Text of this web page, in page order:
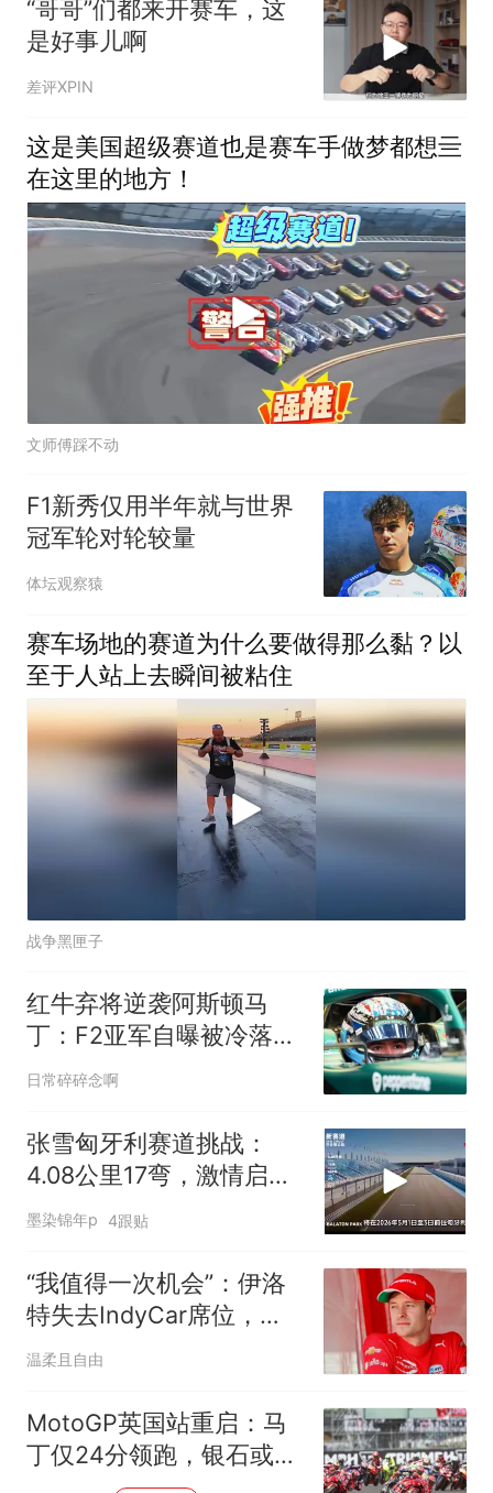
“哥哥”们都来开赛车，这
是好事儿啊
差评XPIN
这是美国超级赛道也是赛车手做梦都想亖
在这里的地方！
文师傅踩不动
F1新秀仅用半年就与世界
冠军轮对轮较量
体坛观察猿
赛车场地的赛道为什么要做得那么黏？以
至于人站上去瞬间被粘住
战争黑匣子
红牛弃将逆袭阿斯顿马
丁：F2亚军自曝被冷落内
幕
日常碎碎念啊
张雪匈牙利赛道挑战：
4.08公里17弯，激情启
航！
墨染锦年p 4跟贴
“我值得一次机会”：伊洛
特失去IndyCar席位，
2027年盼回归
温柔且自由
MotoGP英国站重启：马
丁仅24分领跑，银石或见
证榜首易主